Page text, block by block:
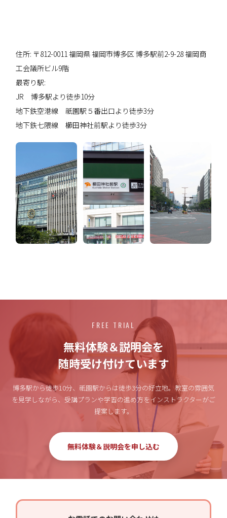
住所: 〒812-0011 福岡県 福岡市博多区 博多駅前2-9-28 福岡商
工会議所ビル9階
最寄り駅:
JR 博多駅より徒歩10分
地下鉄空港線 祇園駅５番出口より徒歩3分
地下鉄七隈線 櫛田神社前駅より徒歩3分
FREE TRIAL
無料体験＆説明会を
随時受け付けています
博多駅から徒歩10分、祇園駅からは徒歩3分の好立地。 教室の雰囲気
を見学しながら、受講プランや学習の進め方をインストラクターがご
提案します。
無料体験＆説明会を申し込む